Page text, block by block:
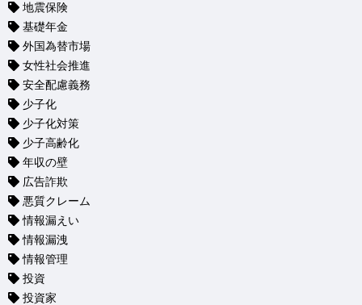
地震保険
基礎年金
外国為替市場
女性社会推進
安全配慮義務
少子化
少子化対策
少子高齢化
年収の壁
広告詐欺
悪質クレーム
情報漏えい
情報漏洩
情報管理
投資
投資家